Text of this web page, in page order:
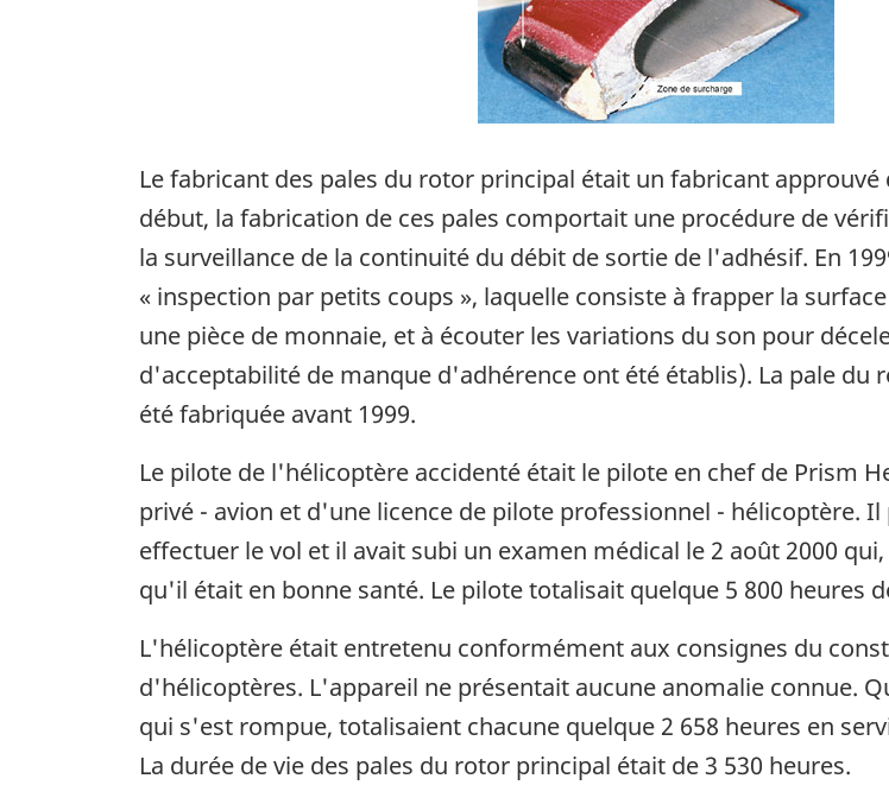
Le fabricant des pales du rotor principal était un fabricant
début, la fabrication de ces pales comportait une procédure de
la surveillance de la continuité du débit de sortie de l'adhésif. En
« inspection par petits coups », laquelle consiste à frapper la
une pièce de monnaie, et à écouter les variations du son pour
d'acceptabilité de manque d'adhérence ont été établis). La pale
été fabriquée avant 1999.
Le pilote de l'hélicoptère accidenté était le pilote en chef de Prism
privé - avion et d'une licence de pilote professionnel - hélicoptère.
effectuer le vol et il avait subi un examen médical le 2 août 2000
qu'il était en bonne santé. Le pilote totalisait quelque 5 800 heures
L'hélicoptère était entretenu conformément aux consignes du
d'hélicoptères. L'appareil ne présentait aucune anomalie connue.
qui s'est rompue, totalisaient chacune quelque 2 658 heures en
La durée de vie des pales du rotor principal était de 3 530 heures.